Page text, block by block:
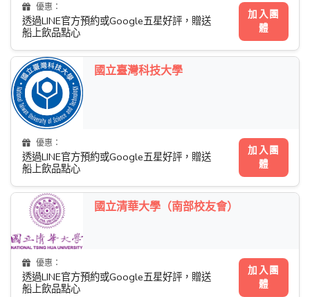
優惠：
透過LINE官方預約或Google五星好評，贈送
船上飲品點心
加入團
體
國立臺灣科技大學
優惠：
透過LINE官方預約或Google五星好評，贈送
船上飲品點心
加入團
體
國立清華大學（南部校友會）
優惠：
透過LINE官方預約或Google五星好評，贈送
船上飲品點心
加入團
體